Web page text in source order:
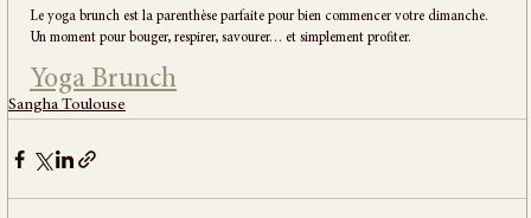
Le yoga brunch est la parenthèse parfaite pour bien commencer votre dimanche.
Un moment pour bouger, respirer, savourer… et simplement profiter.
Yoga Brunch
Sangha Toulouse